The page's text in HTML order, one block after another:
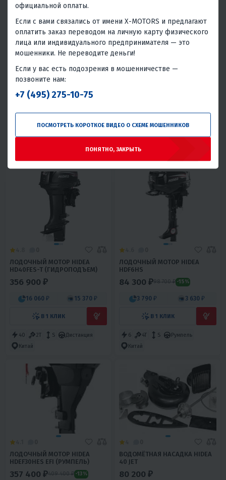
4.4 0
ЛОДОЧНЫЙ МОТОР HIDEA
HDF5HS (С БАКОМ)
59 500 ₽ 75 400 ₽
В 1 КЛИК
4.5
ЛОДОЧНЫЙ МОТОР HIDEA
В 1 КЛИК
ЛОДОЧНЫЙ МОТОР HIDEA
HD40FES-T (ГИДРОПОДЪЕМ)
356 900 ₽
16 060 ₽ 15 370 ₽
В 1 КЛИК
40 2T S
Дистанция
Китай
ЛОДОЧНЫЙ МОТОР HIDEA
HDF6HS
84 300 ₽98 700 ₽ -15%
3 790 ₽ 3 630 ₽
В 1 КЛИК
6 4T S
Румпель
Китай
ЛОДОЧНЫЙ МОТОР HIDEA
HDEF30HES EFI (РУМПЕЛЬ)
357 400 ₽409 400 ₽ -13%
ВОДОМЁТНАЯ НАСАДКА HIDEA
40 JET
80 200 ₽
официальной оплаты.
Если с вами связались от имени X-MOTORS и предлагают
оплатить заказ переводом на личную карту физического
лица или индивидуального предпринимателя — это
мошенники. Не переводите деньги!
Если у вас есть подозрения в мошенничестве —
позвоните нам:
+7 (495) 275-10-75
ПОСМОТРЕТЬ КОРОТКОЕ ВИДЕО О СХЕМЕ МОШЕННИКОВ
ПОНЯТНО, ЗАКРЫТЬ